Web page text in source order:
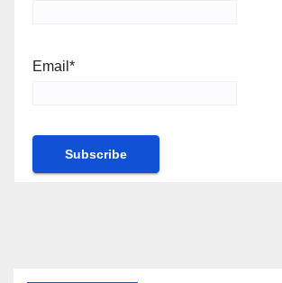
Email*